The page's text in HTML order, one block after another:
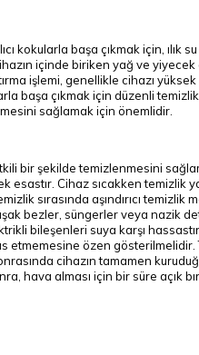
başa çıkmak için, ılık su
içinde biriken yağ ve yiyecek
işlemi, genellikle cihazı yüksek
başa çıkmak için düzenli
sağlamak için önemlidir.
bir şekilde temizlenmesini
Cihaz sıcakken temizlik
sırasında aşındırıcı
bezler, süngerler veya nazik
bileşenleri suya karşı
özen gösterilmelidir.
cihazın tamamen
alması için bir süre açık